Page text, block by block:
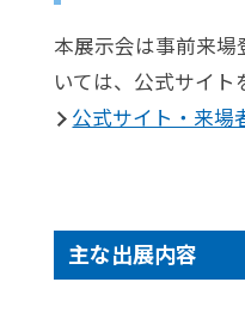
本展示会は事前来場
いては、公式サイト
公式サイト・来場
主な出展内容